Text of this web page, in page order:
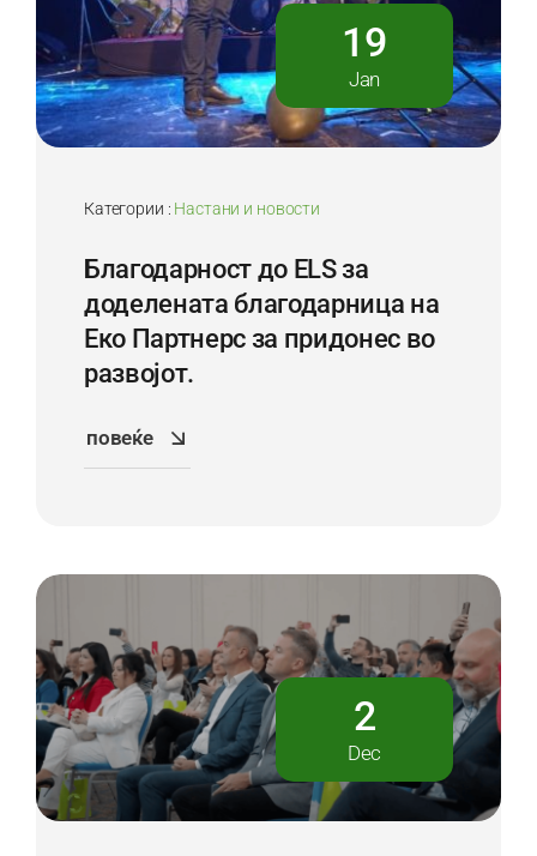
19
Jan
Категории : Настани и новости
Благодарност до ELS за
доделената благодарница на
Еко Партнерс за придонес во
развојот.
повеќе
2
Dec